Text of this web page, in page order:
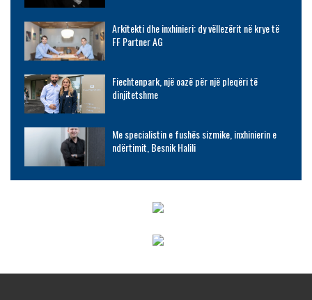
Arkitekti dhe inxhinieri: dy vëllezërit në krye të
FF Partner AG
Fiechtenpark, një oazë për një pleqëri të
dinjitetshme
Me specialistin e fushës sizmike, inxhinierin e
ndërtimit, Besnik Halili